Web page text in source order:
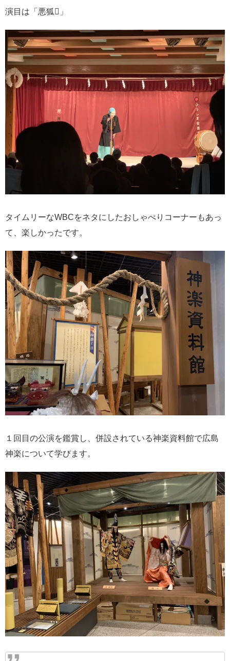
演目は「悪狐𫝊」
タイムリーなWBCをネタにしたおしゃべりコーナーもあっ
て、楽しかったです。
１回目の公演を鑑賞し、併設されている神楽資料館で広島
神楽について学びます。